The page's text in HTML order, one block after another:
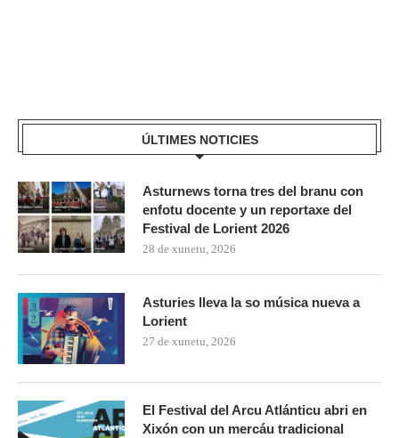
ÚLTIMES NOTICIES
Asturnews torna tres del branu con
enfotu docente y un reportaxe del
Festival de Lorient 2026
28 de xunetu, 2026
Asturies lleva la so música nueva a
Lorient
27 de xunetu, 2026
El Festival del Arcu Atlánticu abri en
Xixón con un mercáu tradicional